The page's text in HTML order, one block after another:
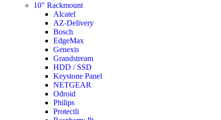
10" Rackmount
Alcatel
AZ-Delivery
Bosch
EdgeMax
Genexis
Grandstream
HDD / SSD
Keystone Panel
NETGEAR
Odroid
Philips
Protectli